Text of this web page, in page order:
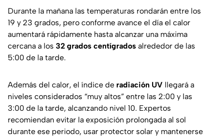
Durante la mañana las temperaturas rondarán entre los
19 y 23 grados, pero conforme avance el día el calor
aumentará rápidamente hasta alcanzar una máxima
cercana a los 32 grados centígrados alrededor de las
5:00 de la tarde.
Además del calor, el índice de radiación UV llegará a
niveles considerados “muy altos” entre las 2:00 y las
3:00 de la tarde, alcanzando nivel 10. Expertos
recomiendan evitar la exposición prolongada al sol
durante ese periodo, usar protector solar y mantenerse